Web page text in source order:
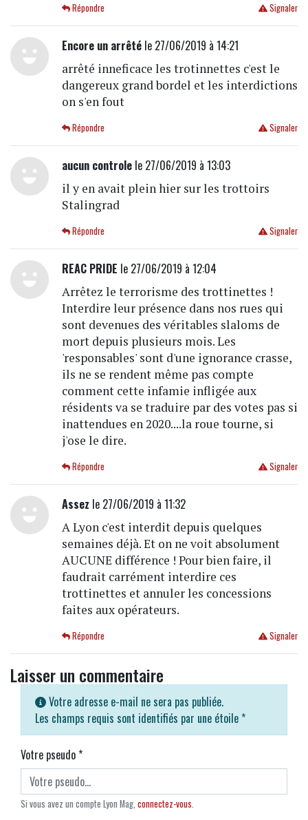
Signaler
Répondre
Encore un arrêtéle 27/06/2019 à 14:21
arrêté inneficace les trotinnettes c'est le
dangereux grand bordel et les interdictions
on s'en fout
Signaler
Répondre
aucun controlele 27/06/2019 à 13:03
il y en avait plein hier sur les trottoirs
Stalingrad
Signaler
Répondre
REAC PRIDE le 27/06/2019 à 12:04
Arrêtez le terrorisme des trottinettes !
Interdire leur présence dans nos rues qui
sont devenues des véritables slaloms de
mort depuis plusieurs mois. Les
'responsables' sont d'une ignorance crasse,
ils ne se rendent même pas compte
comment cette infamie infligée aux
résidents va se traduire par des votes pas si
inattendues en 2020....la roue tourne, si
j'ose le dire.
Signaler
Répondre
Assez le 27/06/2019 à 11:32
A Lyon c'est interdit depuis quelques
semaines déjà. Et on ne voit absolument
AUCUNE différence ! Pour bien faire, il
faudrait carrément interdire ces
trottinettes et annuler les concessions
faites aux opérateurs.
Signaler
Répondre
Laisser un commentaire
Votre adresse e-mail ne sera pas publiée.
Les champs requis sont identifiés par une étoile *
Votre pseudo*
Si vous avez un compte Lyon Mag, connectez-vous.